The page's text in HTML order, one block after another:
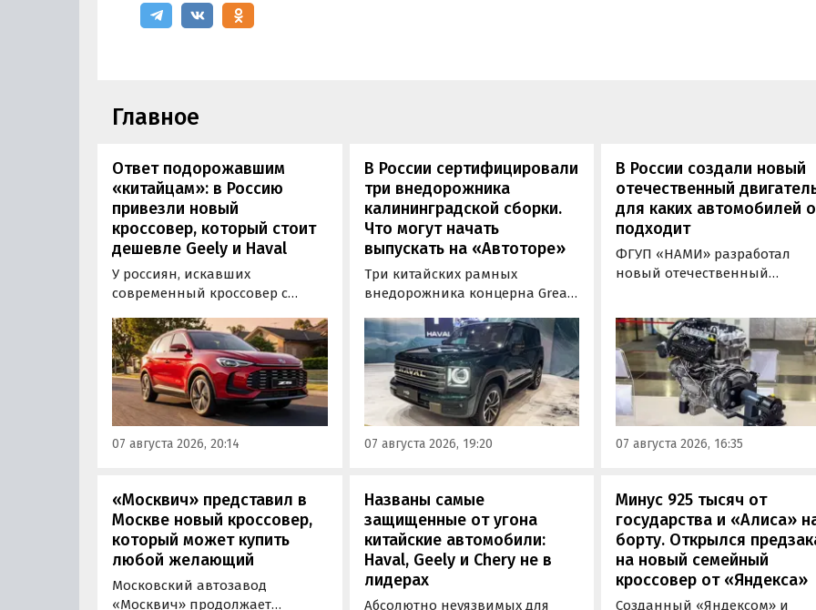
Главное
Ответ подорожавшим
«китайцам»: в Россию
привезли новый
кроссовер, который стоит
дешевле Geely и Haval
У россиян, искавших
современный кроссовер с
доступной цене, теперь есть
еще один вариант с китайского
рынка — MG ZS. В Китае он
стоит от 900 000 рублей по
текущему курсу, а в РФ с учетом
всех расходов за него нужно
отдать минимум 1 500 000
07 августа 2026, 20:14
В России сертифицировали
три внедорожника
калининградской сборки.
Что могут начать
выпускать на «Автоторе»
Три китайских рамных
внедорожника концерна Great
калининградском заводе
«Автотор». Речь о Haval H9,
Tank 400 и Tank 500, которые
успешно прошли
сертификацию и получили
Одобрения типа
транспортного средства (ОТТС).
07 августа 2026, 19:20
В России создали новый
отечественный
для каких автомобилей
подходит
ФГУП «НАМИ» разработал
новый отечественный
получивший индекс 414320.
Корреспонденту
«Автоновостей дня» удалось
лично ознакомиться с
новинкой на выставке
«Иннопром» в
07 августа 2026, 16:35
«Москвич» представил в
Москве новый кроссовер,
который может купить
любой желающий
Московский автозавод
«Москвич» продолжает
Названы самые
защищенные от угона
китайские автомобили:
Haval, Geely и Chery не в
лидерах
Абсолютно неуязвимых для
Минус 925 тысяч от
государства и «Алиса»
борту. Открылся
на новый семейный
кроссовер от «Яндекса»
Созданный «Яндексом» и